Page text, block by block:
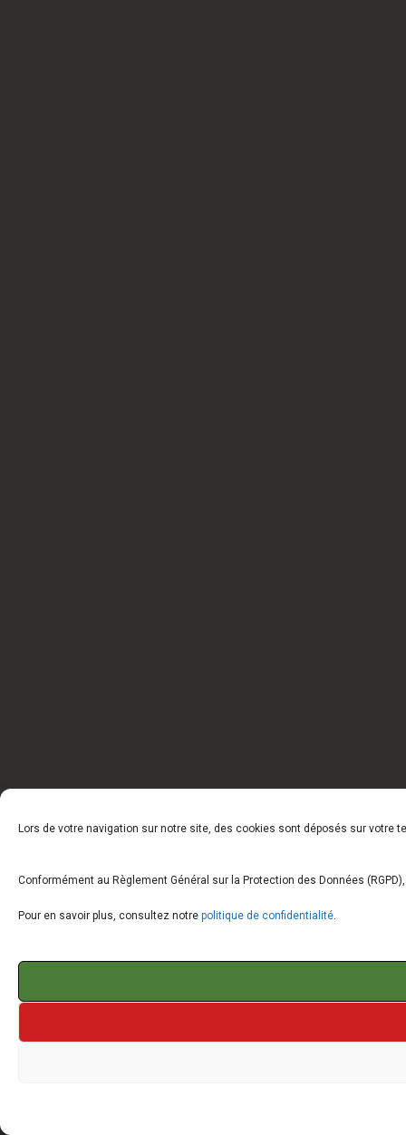
Lors de votre navigation sur notre site, des cookies sont déposés sur votre
Conformément au Règlement Général sur la Protection des Données
Pour en savoir plus, consultez notre politique de confidentialité.